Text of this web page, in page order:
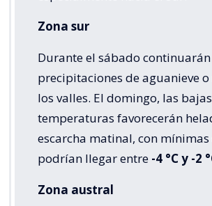
Zona sur
Durante el sábado
precipitaciones de aguanieve o
los valles. El domingo, las bajas
temperaturas favorecerán
escarcha matinal, con
podrían llegar entre -4 °C y -2
Zona austral